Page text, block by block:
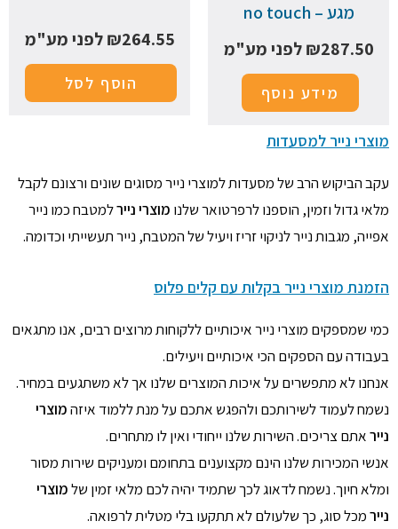
מגע – no touch
₪287.50 לפני מע"מ
מידע נוסף
₪264.55 לפני מע"מ
הוסף לסל
מוצרי נייר למסעדות
עקב הביקוש הרב של מסעדות למוצרי נייר מסוגים שונים ורצונם לקבל
מלאי גדול וזמין, הוספנו לרפרטואר שלנו מוצרי ניירלמטבח כמו נייר
אפייה, מגבות נייר לניקוי זריז ויעיל של המטבח, נייר תעשייתי וכדומה.
הזמנת מוצרי נייר בקלות עם קלים פלוס
כמי שמספקים מוצרי נייר איכותיים ללקוחות מרוצים רבים, אנו מתגאים
בעבודה עם הספקים הכי איכותיים ויעילים.
אנחנו לא מתפשרים על איכות המוצרים שלנו אך לא משתגעים במחיר.
נשמח לעמוד לשירותכם ולהפגש אתכם על מנת ללמוד איזהמוצרי
נייראתם צריכים. השירות שלנו ייחודי ואין לו מתחרים.
אנשי המכירות שלנו הינם מקצוענים בתחומם ומעניקים שירות מסור
ומלא חיוך. נשמח לדאוג לכך שתמיד יהיה לכם מלאי זמין שלמוצרי
ניירמכל סוג, כך שלעולם לא תתקעו בלי מטלית לרפואה.